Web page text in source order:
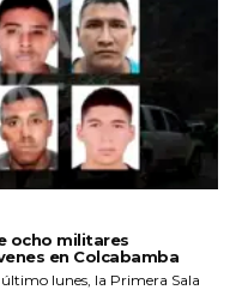
ocho militares
en Colcabamba
lunes, la Primera Sala